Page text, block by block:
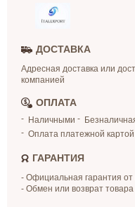
ДОСТАВКА
Адресная доставка или
компанией
ОПЛАТА
Наличными
Оплата платежной
ГАРАНТИЯ
- Официальная гарантия от
- Обмен или возврат